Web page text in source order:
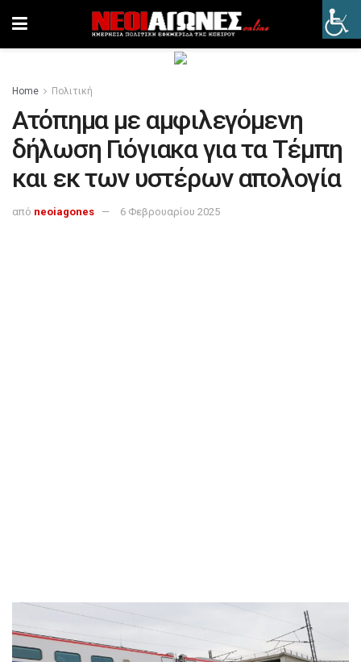
Home Πολιτική
Ατόπημα με αμφιλεγόμενη
δήλωση Γιόγιακα για τα Τέμπη
και εκ των υστέρων απολογία
από neoiagones 6 Φεβρουαρίου 2025